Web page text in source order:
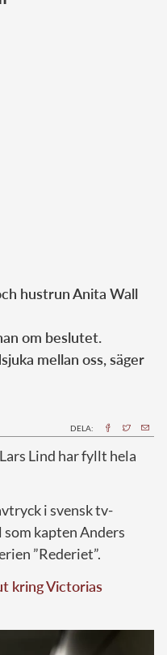
hustrun Anita Wall
om beslutet.
mellan oss, säger
DELA:
Lind har fyllt hela
i svensk tv-
kapten Anders
”Rederiet”.
kring Victorias